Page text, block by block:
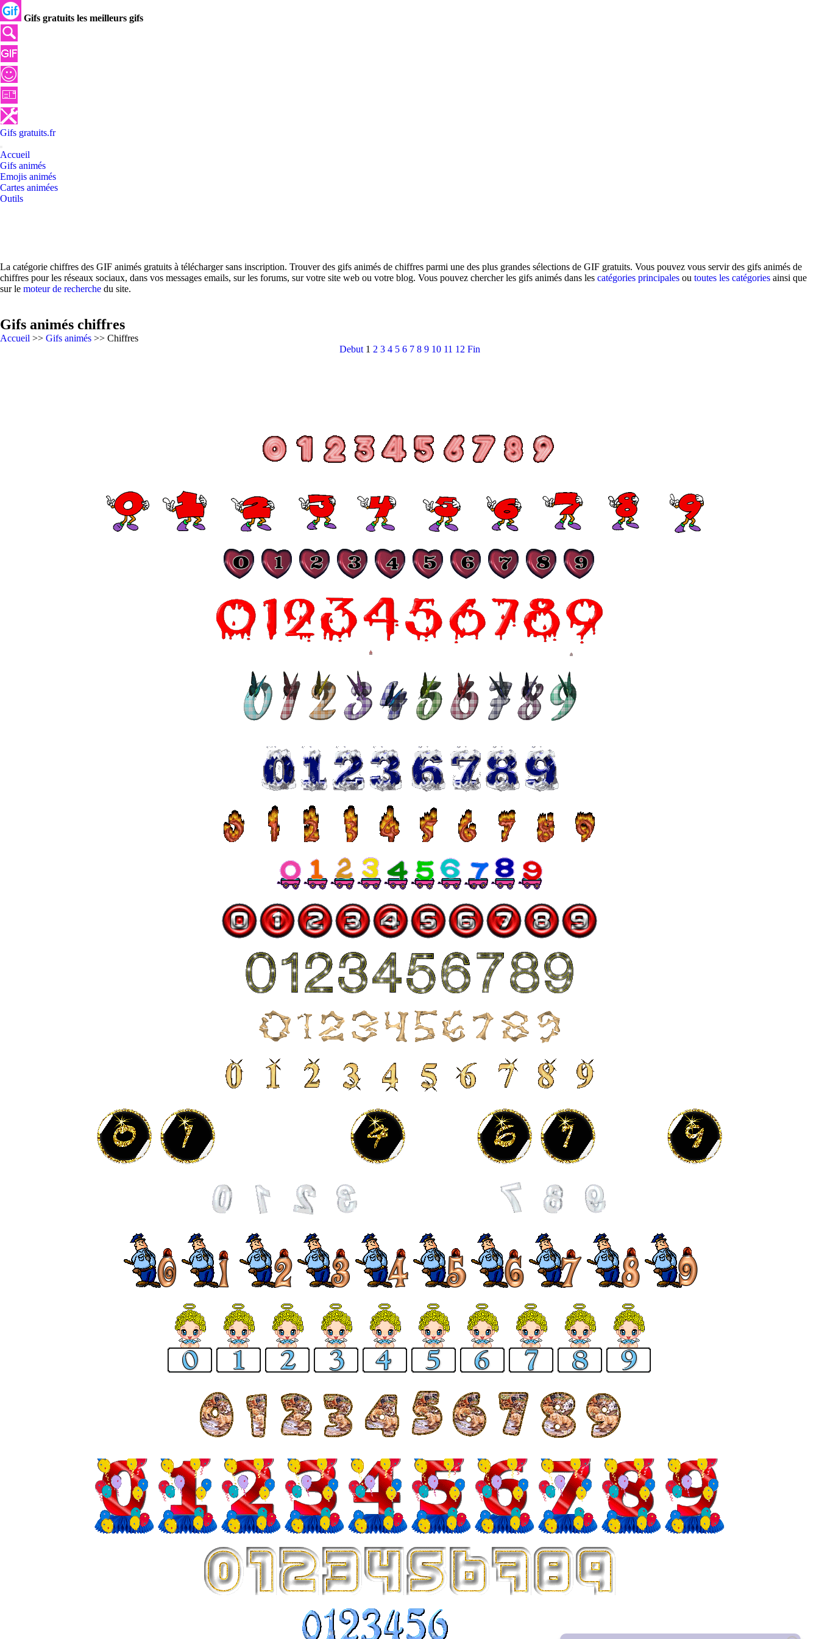
Gifs gratuits les meilleurs gifs
Gifs gratuits.fr
Accueil
Gifs animés
Emojis animés
Cartes animées
Outils
La catégorie chiffres des GIF animés gratuits à télécharger sans inscription. Trouver des gifs animés de chiffres parmi une des plus grandes sélections de GIF gratuits. Vous pouvez vous servir des gifs animés de
chiffres pour les réseaux sociaux, dans vos messages emails, sur les forums, sur votre site web ou votre blog. Vous pouvez chercher les gifs animés dans les catégories principales ou toutes les catégories ainsi que
sur le moteur de recherche du site.
Gifs animés chiffres
Accueil >> Gifs animés >> Chiffres
Debut 1 2 3 4 5 6 7 8 9 10 11 12 Fin